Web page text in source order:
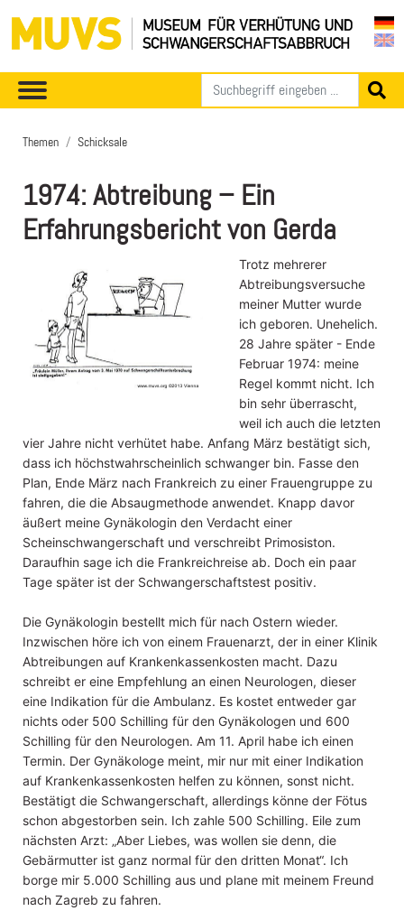
Themen Schicksale
1974: Abtreibung – Ein
Erfahrungsbericht von Gerda
Trotz mehrerer
Abtreibungsversuche
meiner Mutter wurde
ich geboren. Unehelich.
28 Jahre später - Ende
Februar 1974: meine
Regel kommt nicht. Ich
bin sehr überrascht,
weil ich auch die letzten
vier Jahre nicht verhütet habe. Anfang März bestätigt sich,
dass ich höchstwahrscheinlich schwanger bin. Fasse den
Plan, Ende März nach Frankreich zu einer Frauengruppe zu
fahren, die die Absaugmethode anwendet. Knapp davor
äußert meine Gynäkologin den Verdacht einer
Scheinschwangerschaft und verschreibt Primosiston.
Daraufhin sage ich die Frankreichreise ab. Doch ein paar
Tage später ist der Schwangerschaftstest positiv.
Die Gynäkologin bestellt mich für nach Ostern wieder.
Inzwischen höre ich von einem Frauenarzt, der in einer Klinik
Abtreibungen auf Krankenkassenkosten macht. Dazu
schreibt er eine Empfehlung an einen Neurologen, dieser
eine Indikation für die Ambulanz. Es kostet entweder gar
nichts oder 500 Schilling für den Gynäkologen und 600
Schilling für den Neurologen. Am 11. April habe ich einen
Termin. Der Gynäkologe meint, mir nur mit einer Indikation
auf Krankenkassenkosten helfen zu können, sonst nicht.
Bestätigt die Schwangerschaft, allerdings könne der Fötus
schon abgestorben sein. Ich zahle 500 Schilling. Eile zum
nächsten Arzt: „Aber Liebes, was wollen sie denn, die
Gebärmutter ist ganz normal für den dritten Monat“. Ich
borge mir 5.000 Schilling aus und plane mit meinem Freund
nach Zagreb zu fahren.